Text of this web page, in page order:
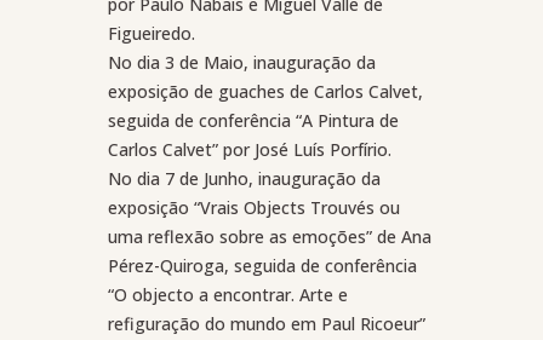
Figueiredo.
No dia 3 de Maio, inauguração da
exposição de guaches de Carlos Calvet,
seguida de conferência “A Pintura de
Carlos Calvet” por José Luís Porfírio.
No dia 7 de Junho, inauguração da
exposição “Vrais Objects Trouvés ou
uma reflexão sobre as emoções” de Ana
Pérez-Quiroga, seguida de conferência
“O objecto a encontrar. Arte e
refiguração do mundo em Paul Ricoeur”